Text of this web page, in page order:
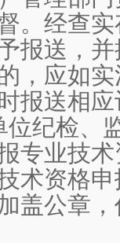
。经查
报送，
，应如
报送相
纪检、
专业技
术资格
盖公章